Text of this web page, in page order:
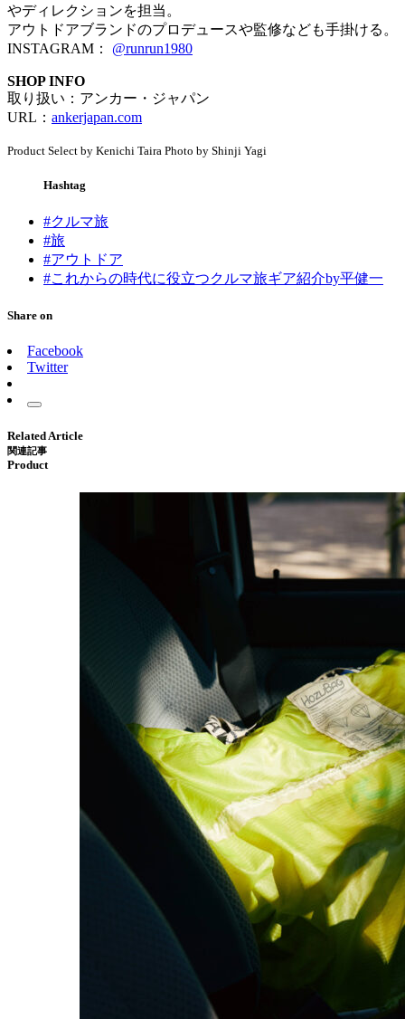
やディレクションを担当。
アウトドアブランドのプロデュースや監修なども手掛ける。
INSTAGRAM： @runrun1980
SHOP INFO
取り扱い：アンカー・ジャパン
URL： ankerjapan.com
Product Select by Kenichi Taira Photo by Shinji Yagi
Hashtag
#クルマ旅
#旅
#アウトドア
#これからの時代に役立つクルマ旅ギア紹介by平健一
Share on
Facebook
Twitter
Related Article
関連記事
Product